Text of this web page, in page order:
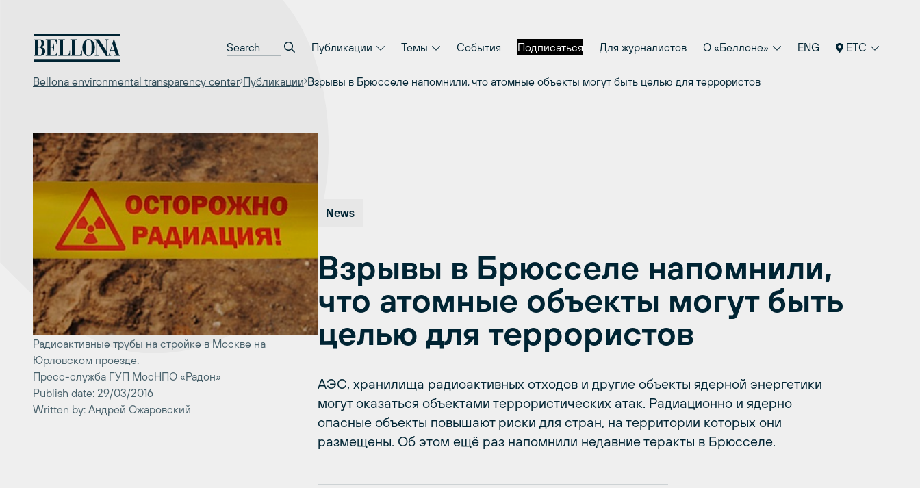
содержимому
Публикации Темы События Подписаться Для журналистов О «Беллоне» ENG ETC
Bellona environmental transparency center Публикации Взрывы в Брюсселе напомнили, что атомные объекты могут быть целью для террористов
Радиоактивные трубы на стройке в Москве на
Юрловском проезде.
Пресс-служба ГУП МосНПО «Радон»
Publish date: 29/03/2016
Written by: Андрей Ожаровский
News
Взрывы в Брюсселе напомнили,
что атомные объекты могут быть
целью для террористов
АЭС, хранилища радиоактивных отходов и другие объекты ядерной энергетики
могут оказаться объектами террористических атак. Радиационно и ядерно
опасные объекты повышают риски для стран, на территории которых они
размещены. Об этом ещё раз напомнили недавние теракты в Брюсселе.